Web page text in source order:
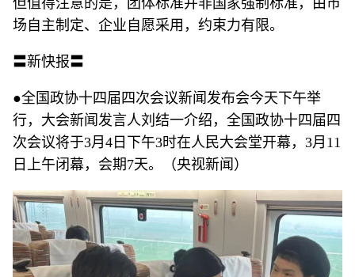
场自主制定、企业自愿采用，约束力有限。
〓新快报〓
●全国政协十四届四次会议新闻发布会今天下午举
行，大会新闻发言人刘结一介绍，全国政协十四届四
次会议将于3月4日下午3时在人民大会堂开幕，3月11
日上午闭幕，会期7天。（央视新闻）